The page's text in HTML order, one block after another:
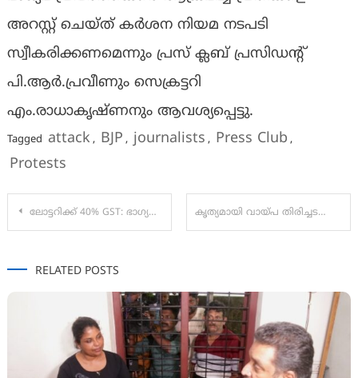
അറസ്റ്റ് ചെയ്ത് കർശന നിയമ നടപടി
സ്വീകരിക്കണമെന്നും പ്രസ് ക്ലബ് പ്രസിഡൻ്റ്
പി.ആർ.പ്രവീണും സെക്രട്ടറി
എം.രാധാകൃഷ്ണനും ആവശ്യപ്പെട്ടു.
Tagged attack , BJP , journalists , Press Club ,
Protests
Post
ലോട്ടറിക്ക് 40% GST: ഭാഗ്യശാലികളുടെ എണ്ണം കുറയ്ക്കും; 5000 രൂപയുടെയും 1000 രൂപയുടെയും സമ്മാനങ്ങളുടെ എണ്ണം ചുരുക്കും കൃത്യമായി വായ്പ തിരിച്ചടക്കുന്ന സംഘങ്ങൾക്ക് പലിശ തുകയുടെ 5% ഇൻസെന്റീവ്:
RELATED POSTS